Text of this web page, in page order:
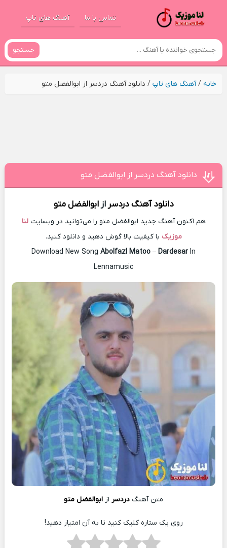
تماس با ما آهنگ های تاپ
جستجو
خانه/آهنگ های تاپ/ دانلود آهنگ دردسر از ابوالفضل متو
دانلود آهنگ دردسر از ابوالفضل متو
دانلود آهنگ دردسر ازابوالفضل متو
هم اکنون آهنگ جدید ابوالفضل متو را می‌توانید در وبسایتلنا
موزیک با کیفیت بالا گوش دهید و دانلود کنید.
Download New Song Abolfazl Matoo – Dardesar In
Lennamusic
متن آهنگ دردسر از ابوالفضل متو
روی یک ستاره کلیک کنید تا به آن امتیاز دهید!